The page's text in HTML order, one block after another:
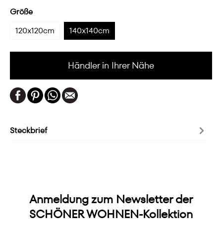
Größe
120x120cm
140x140cm
Händler in Ihrer Nähe
Steckbrief
Anmeldung zum Newsletter der
SCHÖNER WOHNEN-Kollektion